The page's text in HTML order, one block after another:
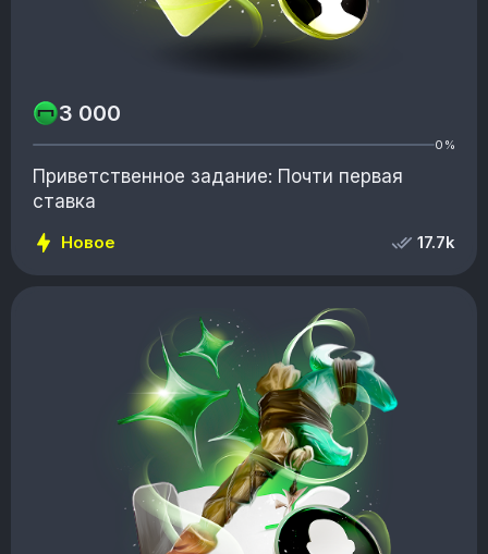
3 000
0%
Приветственное задание: Почти первая
ставка
Новое 17.7k